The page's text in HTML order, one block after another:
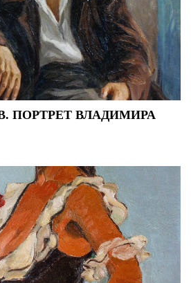
ПОРТРЕТ ВЛАДИМИРА